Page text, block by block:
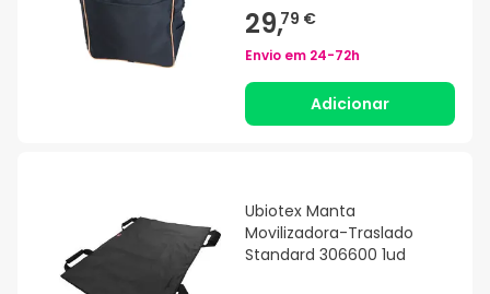
29,79 €
Envio em 24-72h
Adicionar
Ubiotex Manta
Movilizadora-Traslado
Standard 306600 1ud